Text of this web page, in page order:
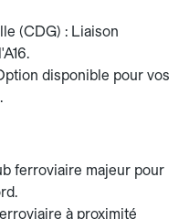
(CDG) : Liaison
disponible pour vos
ferroviaire majeur pour
à proximité